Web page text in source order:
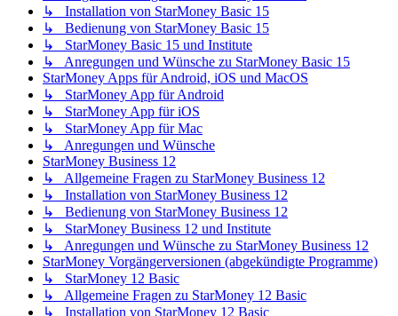
↳ Installation von StarMoney Basic 15
↳ Bedienung von StarMoney Basic 15
↳ StarMoney Basic 15 und Institute
↳ Anregungen und Wünsche zu StarMoney Basic 15
StarMoney Apps für Android, iOS und MacOS
↳ StarMoney App für Android
↳ StarMoney App für iOS
↳ StarMoney App für Mac
↳ Anregungen und Wünsche
StarMoney Business 12
↳ Allgemeine Fragen zu StarMoney Business 12
↳ Installation von StarMoney Business 12
↳ Bedienung von StarMoney Business 12
↳ StarMoney Business 12 und Institute
↳ Anregungen und Wünsche zu StarMoney Business 12
StarMoney Vorgängerversionen (abgekündigte Programme)
↳ StarMoney 12 Basic
↳ Allgemeine Fragen zu StarMoney 12 Basic
↳ Installation von StarMoney 12 Basic